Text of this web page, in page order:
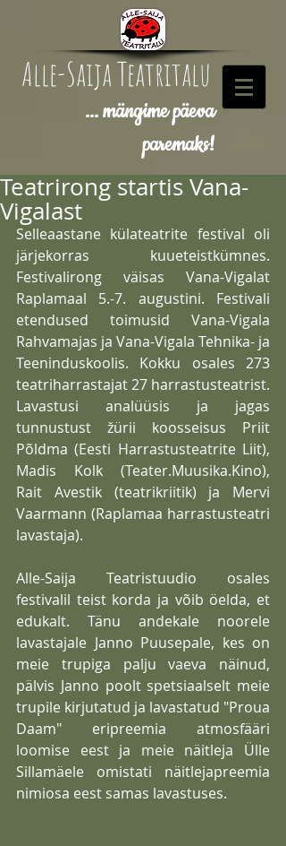
Alle-Saija Teatritalu
... mängime päeva
paremaks!
Teatrirong startis Vana-
Vigalast
Selleaastane külateatrite festival oli
järjekorras kuueteistkümnes.
Festivalirong väisas Vana-Vigalat
Raplamaal 5.-7. augustini. Festivali
etendused toimusid Vana-Vigala
Rahvamajas ja Vana-Vigala Tehnika- ja
Teeninduskoolis. Kokku osales 273
teatriharrastajat 27 harrastusteatrist.
Lavastusi analüüsis ja jagas
tunnustust žürii koosseisus Priit
Põldma (Eesti Harrastusteatrite Liit),
Madis Kolk (Teater.Muusika.Kino),
Rait Avestik (teatrikriitik) ja Mervi
Vaarmann (Raplamaa harrastusteatri
lavastaja).
Alle-Saija Teatristuudio osales
festivalil teist korda ja võib öelda, et
edukalt. Tänu andekale noorele
lavastajale Janno Puusepale, kes on
meie trupiga palju vaeva näinud,
pälvis Janno poolt spetsiaalselt meie
trupile kirjutatud ja lavastatud "Proua
Daam" eripreemia atmosfääri
loomise eest ja meie näitleja Ülle
Sillamäele omistati näitlejapreemia
nimiosa eest samas lavastuses.